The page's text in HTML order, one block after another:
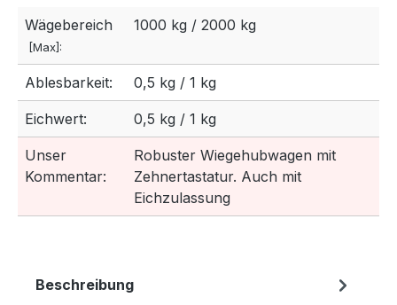
Wägebereich
[Max]:
1000 kg / 2000 kg
Ablesbarkeit: 0,5 kg / 1 kg
Eichwert: 0,5 kg / 1 kg
Unser
Kommentar:
Robuster Wiegehubwagen mit
Zehnertastatur. Auch mit
Eichzulassung
Beschreibung